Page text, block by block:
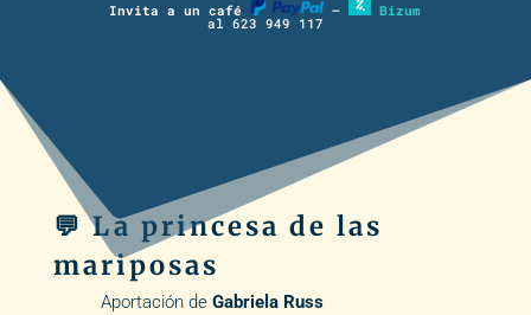
Invita a un café – Bizum
al 623 949 117
💬 La princesa de las
mariposas
Aportación de Gabriela Russ